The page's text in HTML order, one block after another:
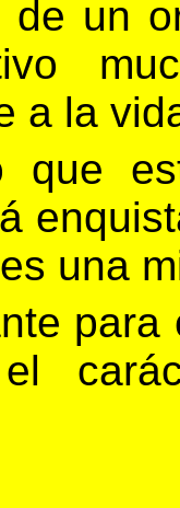
de un
a la
que
una